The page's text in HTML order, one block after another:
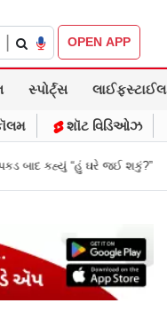
OPEN APP
સ્પોર્ટ્સ લાઈફસ્ટાઈલ
શૉટ વિડિઓઝ
નથી...’: IIT દિલ્હીમાં